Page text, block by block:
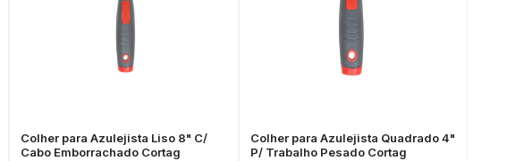
Colher para Azulejista Liso 8" C/
Cabo Emborrachado Cortag
Colher para Azulejista Quadrado 4"
P/ Trabalho Pesado Cortag